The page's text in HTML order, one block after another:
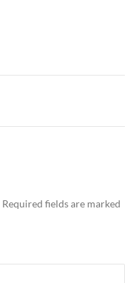
Required fields are marked